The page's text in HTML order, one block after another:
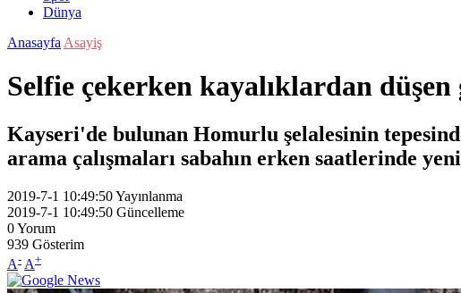
Dünya
Anasayfa Asayiş
Selfie çekerken kayalıklardan
Kayseri'de bulunan Homurlu şelalesinin
arama çalışmaları sabahın erken saatlerinde
2019-7-1 10:49:50Yayınlanma
2019-7-1 10:49:50 Güncelleme
0Yorum
939 Gösterim
A- A+